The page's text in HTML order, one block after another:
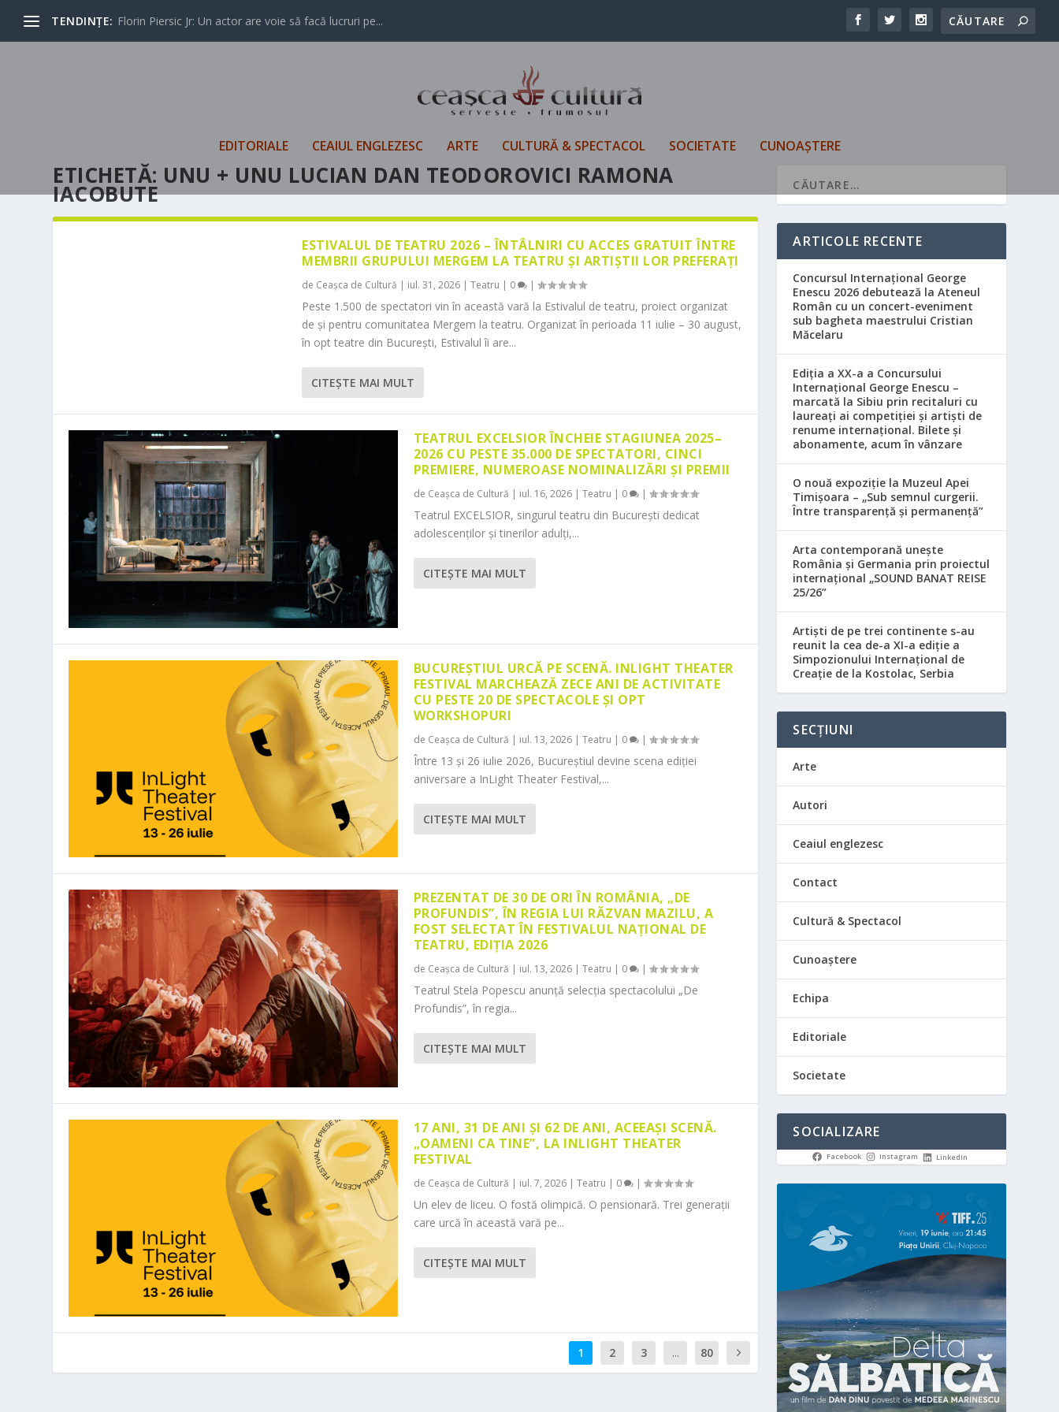
TENDINȚE: Florin Piersic Jr: Un actor are voie să facă lucruri pe...
EDITORIALE CEAIUL ENGLEZESC ARTE CULTURĂ & SPECTACOL SOCIETATE CUNOAȘTERE
ETICHETĂ: UNU + UNU LUCIAN DAN TEODOROVICI RAMONA
IACOBUTE
ESTIVALUL DE TEATRU 2026 – ÎNTÂLNIRI CU ACCES GRATUIT ÎNTRE
MEMBRII GRUPULUI MERGEM LA TEATRU ȘI ARTIȘTII LOR PREFERAȚI
de Ceașca de Cultură | iul. 31, 2026 |Teatru | 0 |
Peste 1.500 de spectatori vin în această vară la Estivalul de teatru, proiect organizat
de și pentru comunitatea Mergem la teatru. Organizat în perioada 11 iulie – 30 august,
în opt teatre din București, Estivalul îi are...
CITEŞTE MAI MULT
TEATRUL EXCELSIOR ÎNCHEIE STAGIUNEA 2025–
2026 CU PESTE 35.000 DE SPECTATORI, CINCI
PREMIERE, NUMEROASE NOMINALIZĂRI ȘI PREMII
de Ceașca de Cultură | iul. 16, 2026| Teatru | 0 |
Teatrul EXCELSIOR, singurul teatru din București dedicat
adolescenților și tinerilor adulți,...
CITEŞTE MAI MULT
BUCUREȘTIUL URCĂ PE SCENĂ. INLIGHT THEATER
FESTIVAL MARCHEAZĂ ZECE ANI DE ACTIVITATE
CU PESTE 20 DE SPECTACOLE ȘI OPT
WORKSHOPURI
de Ceașca de Cultură | iul. 13, 2026| Teatru | 0 |
Între 13 și 26 iulie 2026, Bucureștiul devine scena ediției
aniversare a InLight Theater Festival,...
CITEŞTE MAI MULT
PREZENTAT DE 30 DE ORI ÎN ROMÂNIA, „DE
PROFUNDIS”, ÎN REGIA LUI RĂZVAN MAZILU, A
FOST SELECTAT ÎN FESTIVALUL NAȚIONAL DE
TEATRU, EDIȚIA 2026
de Ceașca de Cultură | iul. 13, 2026| Teatru | 0 |
Teatrul Stela Popescu anunță selecția spectacolului „De
Profundis”, în regia...
CITEŞTE MAI MULT
17 ANI, 31 DE ANI ȘI 62 DE ANI, ACEEAȘI SCENĂ.
„OAMENI CA TINE”, LA INLIGHT THEATER
FESTIVAL
de Ceașca de Cultură | iul. 7, 2026| Teatru | 0 |
Un elev de liceu. O fostă olimpică. O pensionară. Trei generații
care urcă în această vară pe...
CITEŞTE MAI MULT
1 2 3 ... 80
ARTICOLE RECENTE
Concursul Internațional George
Enescu 2026 debutează la Ateneul
Român cu un concert-eveniment
sub bagheta maestrului Cristian
Măcelaru
Ediția a XX-a a Concursului
Internațional George Enescu –
marcată la Sibiu prin recitaluri cu
laureați ai competiției și artiști de
renume internațional. Bilete și
abonamente, acum în vânzare
O nouă expoziție la Muzeul Apei
Timișoara – „Sub semnul curgerii.
Între transparență și permanență”
Arta contemporană unește
România și Germania prin proiectul
internațional „SOUND BANAT REISE
25/26”
Artiști de pe trei continente s-au
reunit la cea de-a XI-a ediție a
Simpozionului Internațional de
Creație de la Kostolac, Serbia
SECȚIUNI
Arte
Autori
Ceaiul englezesc
Contact
Cultură & Spectacol
Cunoaștere
Echipa
Editoriale
Societate
SOCIALIZARE
Facebook Instagram LinkedIn